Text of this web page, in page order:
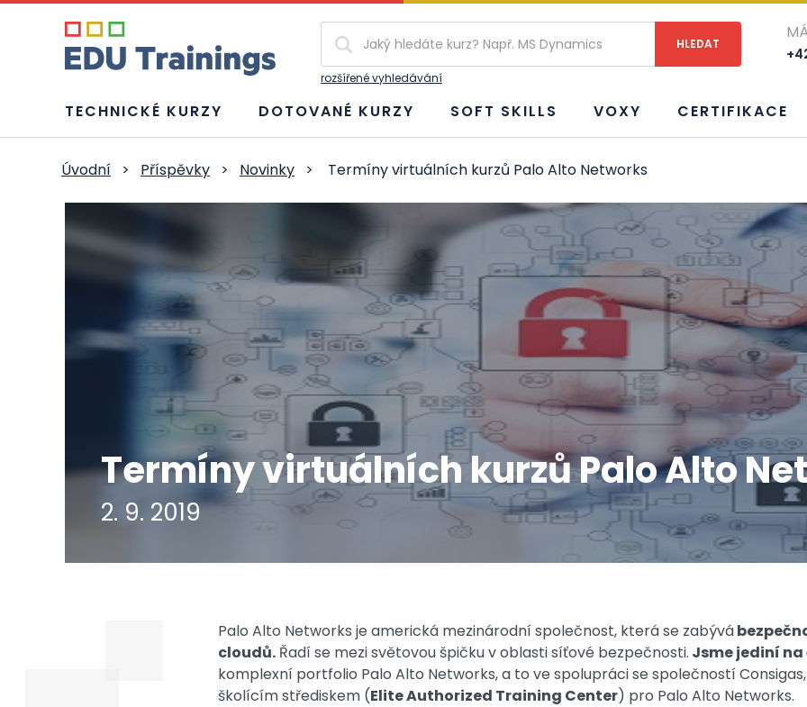
rozšířené vyhledávání
TECHNICKÉ KURZY DOTOVANÉ KURZY SOFT SKILLS VOXY CERTIFIKACE
Úvodní > Příspěvky > Novinky > Termíny virtuálních kurzů Palo Alto Networks
Termíny virtuálních kurzů Palo Alto
2. 9. 2019
Palo Alto Networks je americká mezinárodní společnost, která se zabývá
cloudů. Řadí se mezi světovou špičku v oblasti síťové bezpečnosti. Jsme jediní
komplexní portfolio Palo Alto Networks, a to ve spolupráci se společností
školícím střediskem (Elite Authorized Training Center) pro Palo Alto Networks.